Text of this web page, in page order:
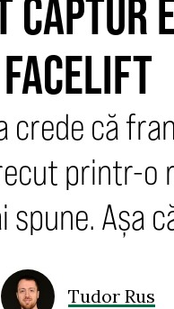
CAPTUR
FACELIFT
crede că
printr-
Așa
Tudor Rus